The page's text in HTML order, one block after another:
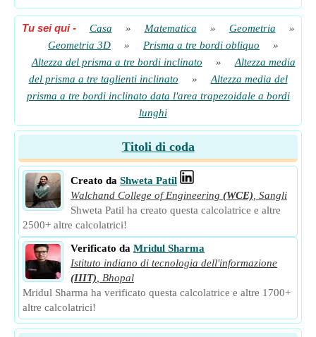
Tu sei qui- Casa » Matematica » Geometria
»
Geometria 3D
» Prisma a tre bordi obliquo
»
Altezza del prisma a tre bordi inclinato
»
Altezza media
del prisma a tre taglienti inclinato
»
Altezza media del
prisma a tre bordi inclinato data l'area trapezoidale a bordi
lunghi
Titoli di coda
Creato da Shweta Patil
Walchand College of Engineering (WCE) Sangli
Shweta Patil ha creato questa calcolatrice e altre
2500+ altre calcolatrici!
Verificato da Mridul Sharma
Istituto indiano di tecnologia dell'informazione
(IIIT)
Bhopal
Mridul Sharma ha verificato questa calcolatrice e altre 1700+
altre calcolatrici!